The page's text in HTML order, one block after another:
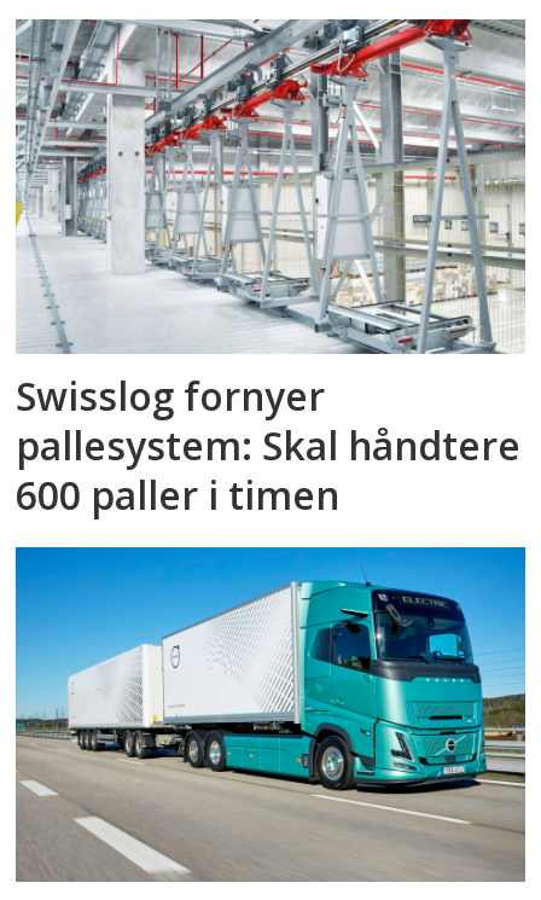
Swisslog fornyer
pallesystem: Skal håndtere
600 paller i timen